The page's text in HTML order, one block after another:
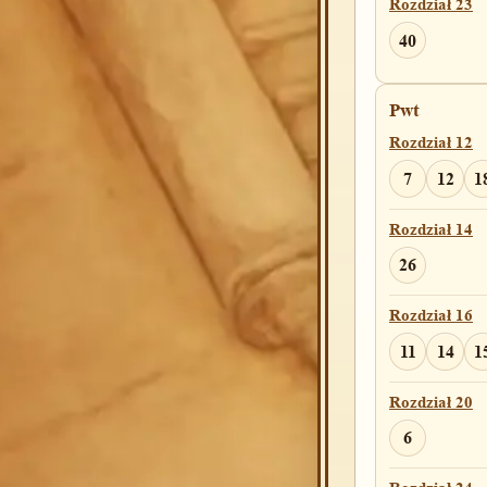
Rozdział 23
40
Pwt
Rozdział 12
7 12
Rozdział 14
26
Rozdział 16
11 14
Rozdział 20
6